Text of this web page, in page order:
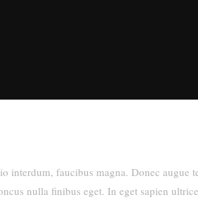
interdum, faucibus magna. Donec
nulla finibus eget. In eget sapien